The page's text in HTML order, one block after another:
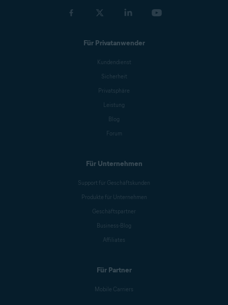
Für Privatanwender
Kundendienst
Sicherheit
Privatsphäre
Leistung
Blog
Forum
Für Unternehmen
Support für Geschäftskunden
Produkte für Unternehmen
Geschäftspartner
Business-Blog
Affiliates
Für Partner
Mobile Carriers